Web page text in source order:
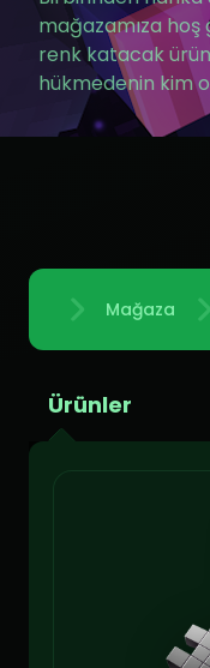
mağazamıza hoş
renk katacak
hükmedenin kim
AnasayfaMağaza
Ürünler